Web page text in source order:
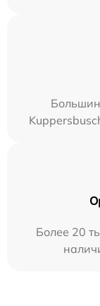
Более 20